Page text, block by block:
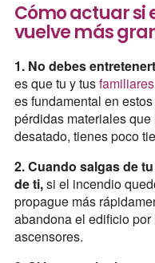
Cómo actuar si
vuelve más
1. No debes
es que tu y tusfamiliares
es fundamental en
pérdidas materiales
desatado, tienes poco
2. Cuando salgas de
de ti,si el incendio
propague más
abandona el edificio
ascensores.